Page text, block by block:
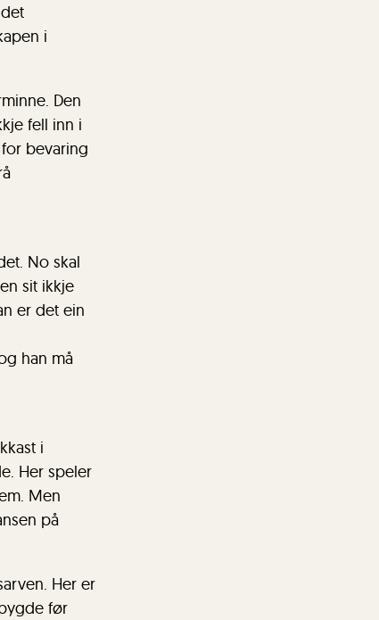
i
Den
fell inn i
bevaring
No skal
sit ikkje
er det ein
han må
i
Her speler
Men
på
Her er
før